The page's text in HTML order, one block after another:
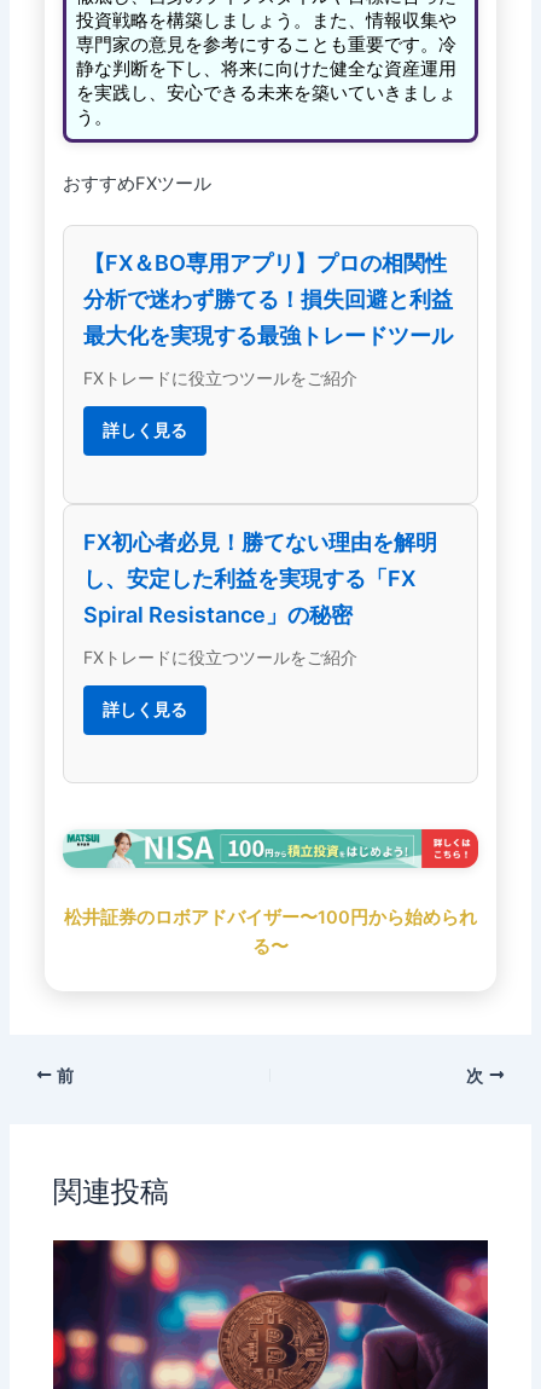
投資戦略を構築しましょう。また、情報収集や
専門家の意見を参考にすることも重要です。冷
静な判断を下し、将来に向けた健全な資産運用
を実践し、安心できる未来を築いていきましょ
う。
おすすめFXツール
【FX＆BO専用アプリ】プロの相関性
分析で迷わず勝てる！損失回避と利益
最大化を実現する最強トレードツール
FXトレードに役立つツールをご紹介
詳しく見る
FX初心者必見！勝てない理由を解明
し、安定した利益を実現する「FX
Spiral Resistance」の秘密
FXトレードに役立つツールをご紹介
詳しく見る
松井証券のロボアドバイザー〜100円から始められ
る〜
前 次
関連投稿